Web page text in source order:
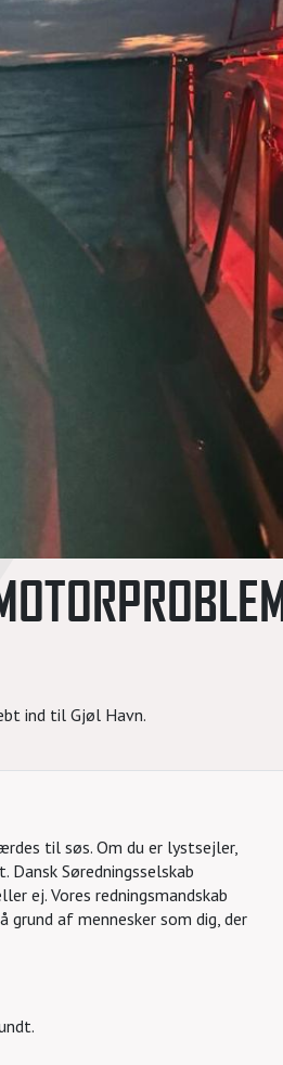
ind til Gjøl Havn.
til søs. Om du er lystsejler,
Søredningsselskab
ej. Vores redningsmandskab
af mennesker som dig, der